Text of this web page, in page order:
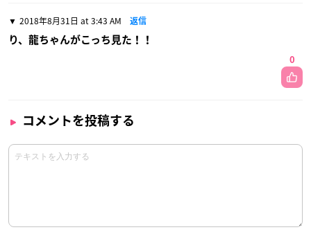
2018年8月31日 at 3:43 AM 返信
り、龍ちゃんがこっち見た！！
0
コメントを投稿する